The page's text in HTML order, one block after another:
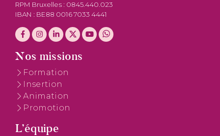
RPM Bruxelles : 0845.440.023
IBAN : BE88 0016 7033 4441
Nos missions
Formation
Insertion
Animation
Promotion
L’équipe